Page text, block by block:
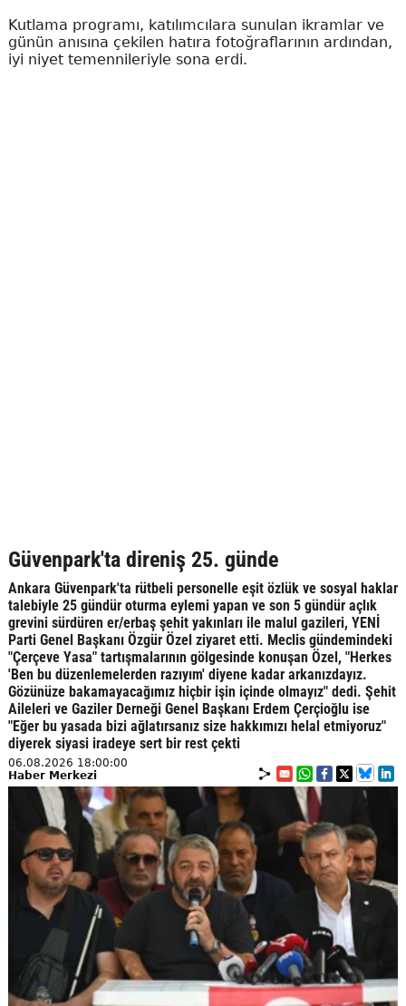
Kutlama programı, katılımcılara sunulan ikramlar ve
günün anısına çekilen hatıra fotoğraflarının ardından,
iyi niyet temennileriyle sona erdi.
Güvenpark'ta direniş 25. günde
Ankara Güvenpark'ta rütbeli personelle eşit özlük ve sosyal haklar
talebiyle 25 gündür oturma eylemi yapan ve son 5 gündür açlık
grevini sürdüren er/erbaş şehit yakınları ile malul gazileri, YENİ
Parti Genel Başkanı Özgür Özel ziyaret etti. Meclis gündemindeki
"Çerçeve Yasa" tartışmalarının gölgesinde konuşan Özel, "Herkes
'Ben bu düzenlemelerden razıyım' diyene kadar arkanızdayız.
Gözünüze bakamayacağımız hiçbir işin içinde olmayız" dedi. Şehit
Aileleri ve Gaziler Derneği Genel Başkanı Erdem Çerçioğlu ise
"Eğer bu yasada bizi ağlatırsanız size hakkımızı helal etmiyoruz"
diyerek siyasi iradeye sert bir rest çekti
06.08.2026 18:00:00
Haber Merkezi